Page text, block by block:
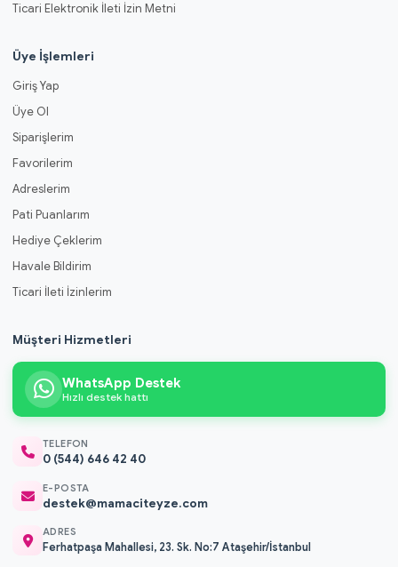
Ticari Elektronik İleti İzin Metni
Üye İşlemleri
Giriş Yap
Üye Ol
Siparişlerim
Favorilerim
Adreslerim
Pati Puanlarım
Hediye Çeklerim
Havale Bildirim
Ticari İleti İzinlerim
Müşteri Hizmetleri
WhatsApp Destek
Hızlı destek hattı
TELEFON
0 (544) 646 42 40
E-POSTA
destek@mamaciteyze.com
ADRES
Ferhatpaşa Mahallesi, 23. Sk. No:7 Ataşehir/İstanbul